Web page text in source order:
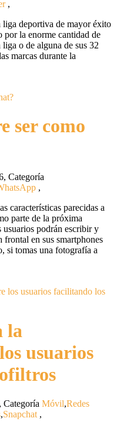
,
deportiva de mayor éxito
por la enorme cantidad de
o de alguna de sus 32
marcas durante la
ser como
, Categoría
,
características parecidas a
parte de la próxima
podrán escribir y
en sus smartphones
si tomas una fotografía a
la
usuarios
, Categoría Móvil,Redes
,Snapchat ,